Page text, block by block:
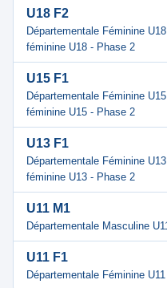
U18 F2
Départementale Féminine
féminine U18 - Phase 2
U15 F1
Départementale Féminine
féminine U15 - Phase 2
U13 F1
Départementale Féminine
féminine U13 - Phase 2
U11 M1
Départementale Masculine
U11 F1
Départementale Féminine